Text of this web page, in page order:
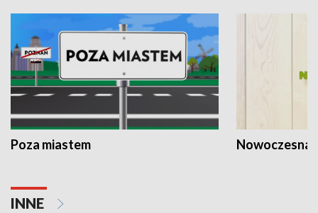
Poza miastem Nowoczesna
INNE